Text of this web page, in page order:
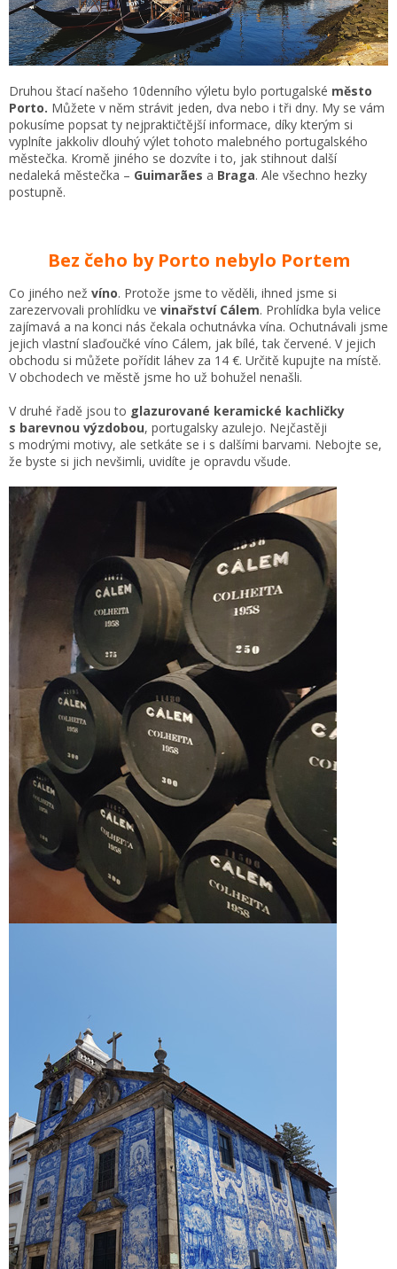
Druhou štací našeho 10denního výletu bylo portugalské město
Porto. Můžete v něm strávit jeden, dva nebo i tři dny. My se vám
pokusíme popsat ty nejpraktičtější informace, díky kterým si
vyplníte jakkoliv dlouhý výlet tohoto malebného portugalského
městečka. Kromě jiného se dozvíte i to, jak stihnout další
nedaleká městečka – Guimarães a Braga. Ale všechno hezky
postupně.
Bez čeho by Porto nebylo Portem
Co jiného než víno. Protože jsme to věděli, ihned jsme si
zarezervovali prohlídku ve vinařství Cálem. Prohlídka byla velice
zajímavá a na konci nás čekala ochutnávka vína. Ochutnávali jsme
jejich vlastní slaďoučké víno Cálem, jak bílé, tak červené. V jejich
obchodu si můžete pořídit láhev za 14 €. Určitě kupujte na místě.
V obchodech ve městě jsme ho už bohužel nenašli.
V druhé řadě jsou to glazurované keramické kachličky
s barevnou výzdobou, portugalsky azulejo. Nejčastěji
s modrými motivy, ale setkáte se i s dalšími barvami. Nebojte se,
že byste si jich nevšimli, uvidíte je opravdu všude.